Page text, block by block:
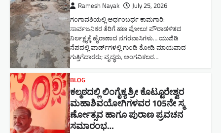
Ramesh Nayak July 25, 2026
ಗಂಗಾವತಿಯಲ್ಲಿ ಅರ್ಧಂಬರ್ಧ ಕಾಮಗಾರಿ:
ಸಾರ್ವಜನಿಕರ ತೆರಿಗೆ ಹಣ ಪೋಲು! ಪೌರಾಡಳಿತದ
ನಿರ್ಲಕ್ಷ್ಯಕ್ಕೆ ಹೈರಾಣಾದ ನಗರವಾಸಿಗಳು​… ಯುಜಿಡಿ
ನೆಪದಲ್ಲಿ ವಾರ್ಡ್‌ಗಳಲ್ಲಿ ಗುಂಡಿ ತೋಡಿ ಮಾಯವಾದ
ಗುತ್ತಿಗೆದಾರರು; ವೃದ್ಧರು, ಅಂಗವಿಕಲರ…
BLOG
ಕಲ್ಮಠದಲ್ಲಿ ಲಿಂಗೈಕ್ಯ ಶ್ರೀ ಕೊಟ್ಟೂರೇಶ್ವರ
ಮಹಾಶಿವಯೋಗಿಗಳವರ 105ನೇ ಸ್ಮ
ರ್ಣೋತ್ಸವ ಹಾಗೂ ಪುರಾಣ ಪ್ರವಚನ
ಸಮಾರಂಭ​…